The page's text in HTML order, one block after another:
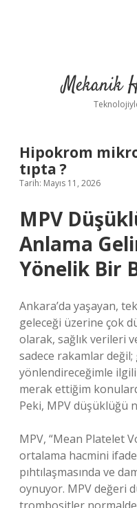
Mekanik
Hipokrom
tıpta ?
Tarih: Mayıs 11, 2026
MPV
Anlama
Yönelik Bir
Ankara’da yaşayan,
geleceği üzerine çok
olarak, sağlık verileri
sadece rakamlar değil;
yönlendireceğimle
merak ettiğim
Peki, MPV düşüklüğü
MPV, “Mean Platelet
ortalama hacmini
pıhtılaşmasında ve
oynuyor. MPV değeri